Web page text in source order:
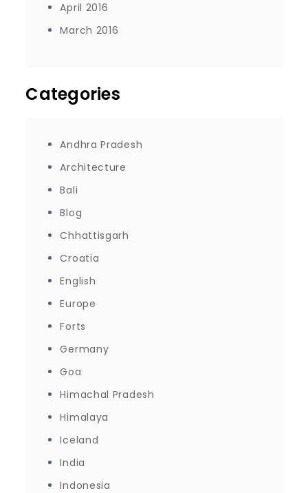
April 2016
March 2016
Categories
Andhra Pradesh
Architecture
Bali
Blog
Chhattisgarh
Croatia
English
Europe
Forts
Germany
Goa
Himachal Pradesh
Himalaya
Iceland
India
Indonesia